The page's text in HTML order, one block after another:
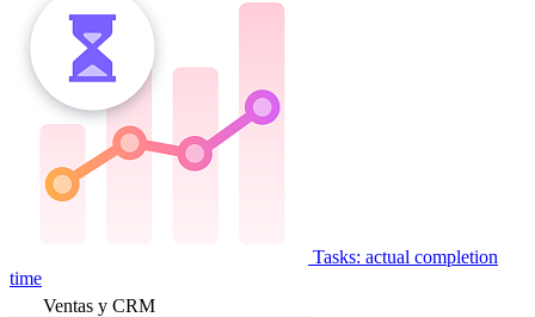
Tasks: actual completion
time
Ventas y CRM